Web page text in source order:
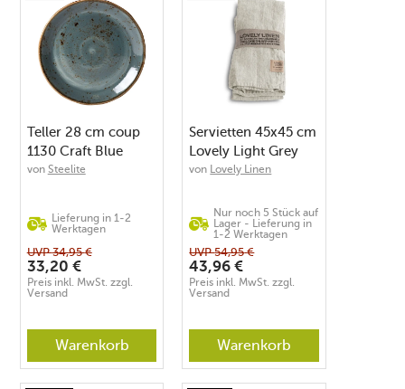
Teller 28 cm coup
1130 Craft Blue
von Steelite
Lieferung in 1-2
Werktagen
UVP34,95 €
33,20 €
Preis inkl. MwSt. zzgl.
Versand
Warenkorb
Servietten 45x45 cm
Lovely Light Grey
von Lovely Linen
Nur noch 5 Stück auf
Lager - Lieferung in
1-2 Werktagen
UVP54,95 €
43,96 €
Preis inkl. MwSt. zzgl.
Versand
Warenkorb